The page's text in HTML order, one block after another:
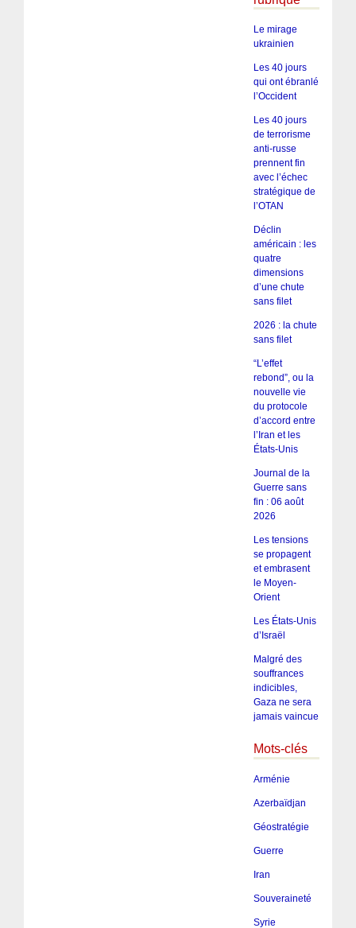
Le mirage
ukrainien
Les 40 jours
qui ont ébranlé
l’Occident
Les 40 jours
de terrorisme
anti-russe
prennent fin
avec l’échec
stratégique de
l’OTAN
Déclin
américain : les
quatre
dimensions
d’une chute
sans filet
2026 : la chute
sans filet
“L’effet
rebond”, ou la
nouvelle vie
du protocole
d’accord entre
l’Iran et les
États-Unis
Journal de la
Guerre sans
fin : 06 août
2026
Les tensions
se propagent
et embrasent
le Moyen-
Orient
Les États-Unis
d’Israël
Malgré des
souffrances
indicibles,
Gaza ne sera
jamais vaincue
Mots-clés
Arménie
Azerbaïdjan
Géostratégie
Guerre
Iran
Souveraineté
Syrie